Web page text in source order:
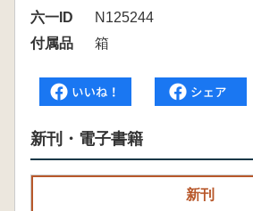
六一ID
N125244
付属品
箱
新刊・電子書籍
新刊